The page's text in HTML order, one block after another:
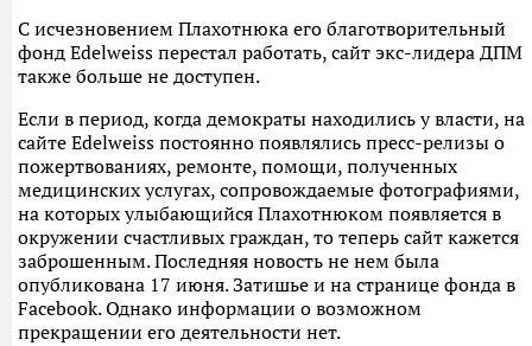
С исчезновением Плахотнюка его благотворительный
фонд Edelweiss перестал работать, сайт экс-лидера ДПМ
также больше не доступен.
Если в период, когда демократы находились у власти, на
сайте Edelweiss постоянно появлялись пресс-релизы о
пожертвованиях, ремонте, помощи, полученных
медицинских услугах, сопровождаемые фотографиями,
на которых улыбающийся Плахотнюком появляется в
окружении счастливых граждан, то теперь сайт кажется
заброшенным. Последняя новость не нем была
опубликована 17 июня. Затишье и на странице фонда в
Facebook. Однако информации о возможном
прекращении его деятельности нет.